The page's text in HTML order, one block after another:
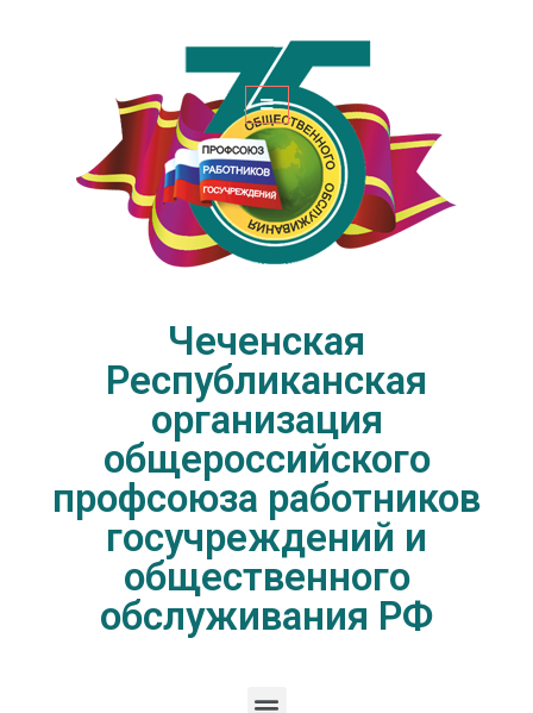
Чеченская Республиканская
организация общероссийского
профсоюза работников
госучреждений и общественного
обслуживания РФ
Чеченская
Республиканская
организация
общероссийского
профсоюза работников
госучреждений и
общественного
обслуживания РФ